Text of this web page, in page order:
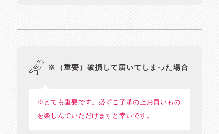
※（重要）破損して届いてしまった場合
※とても重要です。必ずご了承の上お買いもの
を楽しんでいただけますと幸いです。